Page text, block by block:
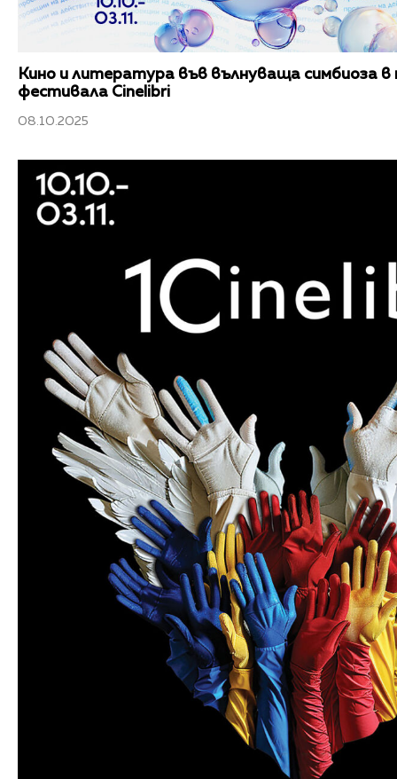
Кино и литература във вълнуваща симбиоза в
фестивала Cinelibri
08.10.2025